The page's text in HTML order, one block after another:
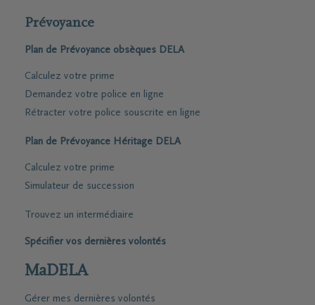
Prévoyance
Plan de Prévoyance obsèques DELA
Calculez votre prime
Demandez votre police en ligne
Rétracter votre police souscrite en ligne
Plan de Prévoyance Héritage DELA
Calculez votre prime
Simulateur de succession
Trouvez un intermédiaire
Spécifier vos dernières volontés
MaDELA
Gérer mes dernières volontés